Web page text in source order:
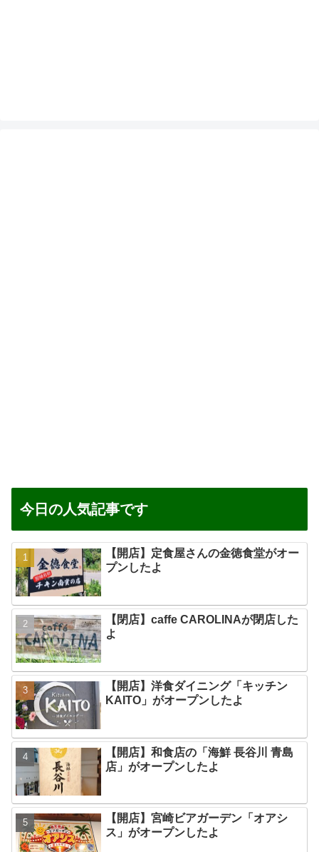
今日の人気記事です
【開店】定食屋さんの金徳食堂がオー
プンしたよ
【閉店】caffe CAROLINAが閉店した
よ
【開店】洋食ダイニング「キッチン
KAITO」がオープンしたよ
【開店】和食店の「海鮮 長谷川 青島
店」がオープンしたよ
【開店】宮崎ビアガーデン「オアシ
ス」がオープンしたよ